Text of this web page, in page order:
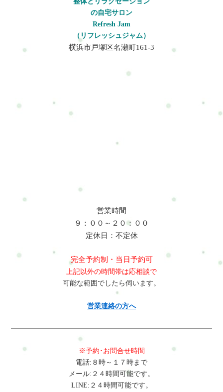
の自宅サロン
Refresh Jam
（リフレッシュジャム）
横浜市戸塚区名瀬町161-3
営業時間
９：００～２０：００
定休日：不定休
完全予約制・当日予約可
上記以外の時間帯は応相談で
可能な範囲でしたら伺います。
営業連絡の方へ
※予約･お問合せ時間
電話:８時～１７時まで
メール:２４時間可能です。
LINE:２４時間可能です。